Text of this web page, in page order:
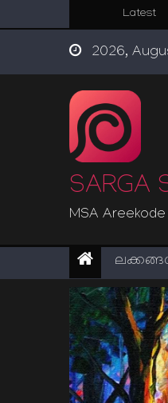
Latest
2026,
SARGA
MSA